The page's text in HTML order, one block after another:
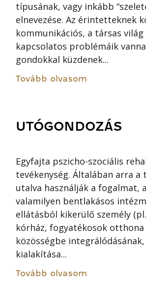
típusának, vagy inkább
elnevezése. Az érintetteknek
kommunikációs, a társas
kapcsolatos problémáik
gondokkal küzdenek...
Tovább olvasom
UTÓGONDOZÁS
Egyfajta pszicho-szociális
tevékenység. Általában arra a
utalva használják a fogalmat,
valamilyen bentlakásos
ellátásból kikerülő személy
kórház, fogyatékosok otthona
közösségbe
kialakítása...
Tovább olvasom